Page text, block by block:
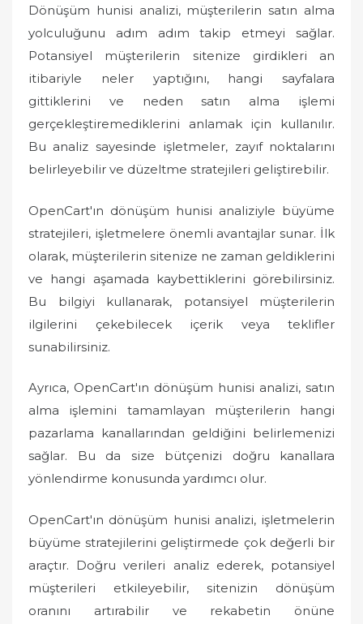
Dönüşüm hunisi analizi, müşterilerin satın alma
yolculuğunu adım adım takip etmeyi sağlar.
Potansiyel müşterilerin sitenize girdikleri an
itibariyle neler yaptığını, hangi sayfalara
gittiklerini ve neden satın alma işlemi
gerçekleştiremediklerini anlamak için kullanılır.
Bu analiz sayesinde işletmeler, zayıf noktalarını
belirleyebilir ve düzeltme stratejileri geliştirebilir.
OpenCart'ın dönüşüm hunisi analiziyle büyüme
stratejileri, işletmelere önemli avantajlar sunar. İlk
olarak, müşterilerin sitenize ne zaman geldiklerini
ve hangi aşamada kaybettiklerini görebilirsiniz.
Bu bilgiyi kullanarak, potansiyel müşterilerin
ilgilerini çekebilecek içerik veya teklifler
sunabilirsiniz.
Ayrıca, OpenCart'ın dönüşüm hunisi analizi, satın
alma işlemini tamamlayan müşterilerin hangi
pazarlama kanallarından geldiğini belirlemenizi
sağlar. Bu da size bütçenizi doğru kanallara
yönlendirme konusunda yardımcı olur.
OpenCart'ın dönüşüm hunisi analizi, işletmelerin
büyüme stratejilerini geliştirmede çok değerli bir
araçtır. Doğru verileri analiz ederek, potansiyel
müşterileri etkileyebilir, sitenizin dönüşüm
oranını artırabilir ve rekabetin önüne